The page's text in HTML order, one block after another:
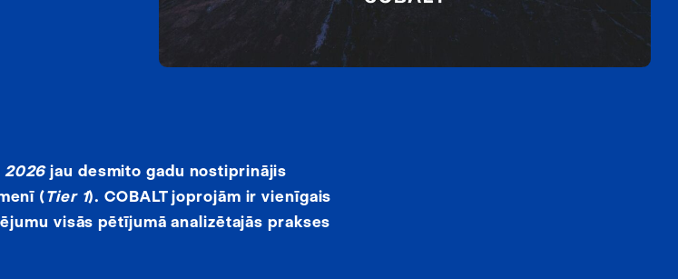
2026jau desmito gadu nostiprinājis
(Tier 1). COBALT joprojām ir vienīgais
visās pētījumā analizētajās prakses